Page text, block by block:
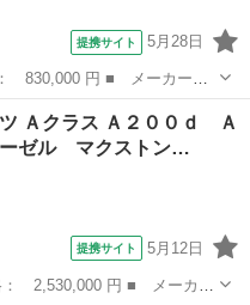
提携サイト 5月28日
Ａクラス ■ グレード
コン・パワーステアリン
Ａクラス Ａ２００ｄ Ａ
ゼル マクストン…
提携サイト 5月12日